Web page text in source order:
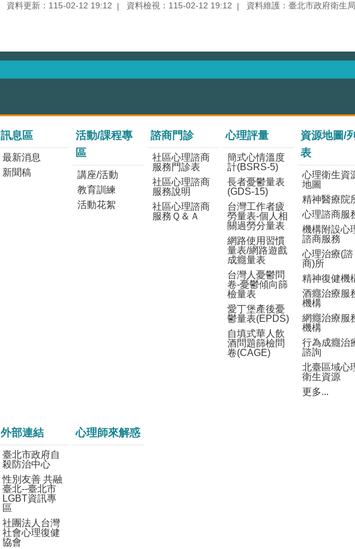
資料更新：115-02-12 19:12 資料檢視：115-02-12 19:12 資料維護：臺北市政府衛生局
訊息區
最新消息
新聞稿
活動/課程專
區
講座/活動
教育訓練
活動花絮
諮商門診
社區心理諮商
服務門診表
社區心理諮商
服務說明
社區心理諮商
服務Ｑ＆Ａ
心理評量
簡式心情溫度
計(BSRS-5)
長者憂鬱量表
(GDS-15)
台灣工作者疲
勞量表-個人相
關過勞分量表
網路使用習慣
量表/網路遊戲
成癮量表
台灣人憂鬱問
卷-憂鬱傾向篩
檢量表
愛丁堡產後憂
鬱量表(EPDS)
自填式華人飲
酒問題篩檢問
卷(CAGE)
資源地圖/
表
心理衛生資
地圖
精神醫療院
心理諮商服
機構附設心
諮商服務
心理治療(諮
商)所
精神復健機
酒癮治療服
機構
網癮治療服
機構
行為成癮治
諮詢
北臺區域心
衛生資源
更多...
外部連結
臺北市政府自
殺防治中心
性別友善 共融
臺北--臺北市
LGBT資訊專
區
社團法人台灣
社會心理復健
協會
心理師來解惑